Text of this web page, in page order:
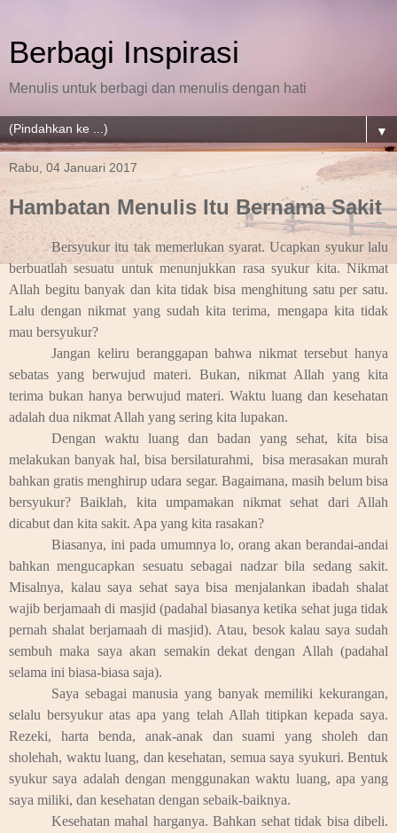
Berbagi Inspirasi
Menulis untuk berbagi dan menulis dengan hati
▼
Rabu, 04 Januari 2017
Hambatan Menulis Itu Bernama Sakit
Bersyukur itu tak memerlukan syarat. Ucapkan syukur lalu
berbuatlah sesuatu untuk menunjukkan rasa syukur kita. Nikmat
Allah begitu banyak dan kita tidak bisa menghitung satu per satu.
Lalu dengan nikmat yang sudah kita terima, mengapa kita tidak
mau bersyukur?
Jangan keliru beranggapan bahwa nikmat tersebut hanya
sebatas yang berwujud materi. Bukan, nikmat Allah yang kita
terima bukan hanya berwujud materi. Waktu luang dan kesehatan
adalah dua nikmat Allah yang sering kita lupakan.
Dengan waktu luang dan badan yang sehat, kita bisa
melakukan banyak hal, bisa bersilaturahmi, bisa merasakan murah
bahkan gratis menghirup udara segar. Bagaimana, masih belum bisa
bersyukur? Baiklah, kita umpamakan nikmat sehat dari Allah
dicabut dan kita sakit. Apa yang kita rasakan?
Biasanya, ini pada umumnya lo, orang akan berandai-andai
bahkan mengucapkan sesuatu sebagai nadzar bila sedang sakit.
Misalnya, kalau saya sehat saya bisa menjalankan ibadah shalat
wajib berjamaah di masjid (padahal biasanya ketika sehat juga tidak
pernah shalat berjamaah di masjid). Atau, besok kalau saya sudah
sembuh maka saya akan semakin dekat dengan Allah (padahal
selama ini biasa-biasa saja).
Saya sebagai manusia yang banyak memiliki kekurangan,
selalu bersyukur atas apa yang telah Allah titipkan kepada saya.
Rezeki, harta benda, anak-anak dan suami yang sholeh dan
sholehah, waktu luang, dan kesehatan, semua saya syukuri. Bentuk
syukur saya adalah dengan menggunakan waktu luang, apa yang
saya miliki, dan kesehatan dengan sebaik-baiknya.
Kesehatan mahal harganya. Bahkan sehat tidak bisa dibeli.